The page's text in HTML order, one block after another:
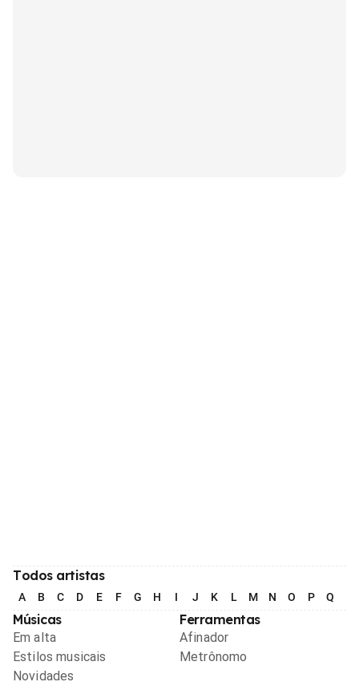
Todos artistas
A B C D E F G H I J K L M N O P Q
Músicas
Em alta
Estilos musicais
Novidades
Ferramentas
Afinador
Metrônomo